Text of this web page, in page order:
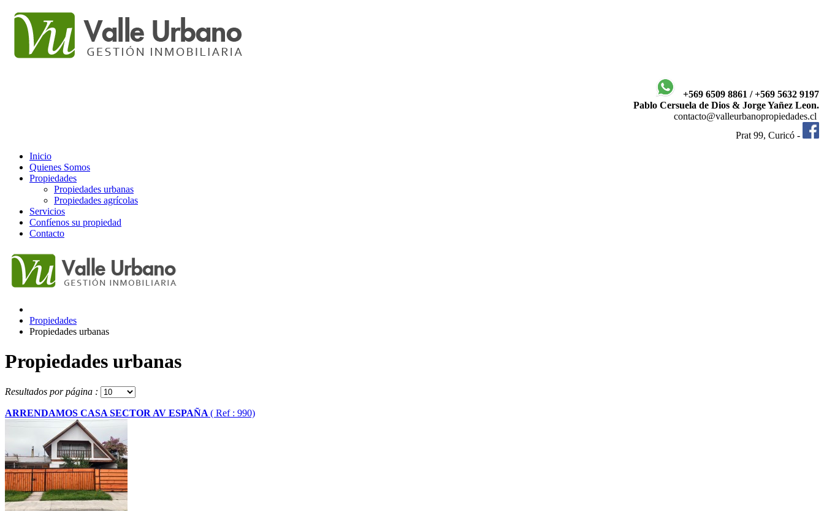
+569 6509 8861 / +569 5632 9197
Pablo Cersuela de Dios & Jorge Yañez Leon.
contacto@valleurbanopropiedades.cl
Prat 99, Curicó -
Inicio
Quienes Somos
Propiedades
Propiedades urbanas
Propiedades agrícolas
Servicios
Confíenos su propiedad
Contacto
Propiedades
Propiedades urbanas
Propiedades urbanas
Resultados por página :
ARRENDAMOS CASA SECTOR AV ESPAÑA ( Ref : 990)